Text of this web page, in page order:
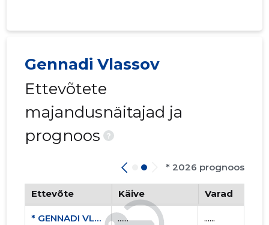
Gennadi Vlassov
Ettevõtete
majandusnäitajad ja
prognoos
?
* 2026 prognoos
Ettevõte Käive Varad
* GENNADI VLASSOVI ETTEVÕTE KÜLM JA KUUM FIE ...... ......